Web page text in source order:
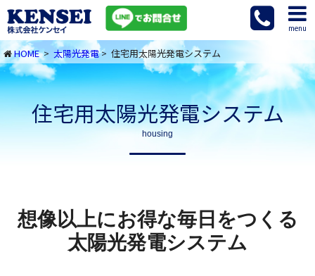
menu
HOME> 太陽光発電> 住宅用太陽光発電システム
住宅用太陽光発電システム
housing
想像以上にお得な毎日をつくる
太陽光発電システム